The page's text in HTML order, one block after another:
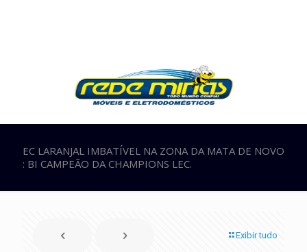
EC LARANJAL IMBATÍVEL NA ZONA DA MATA DE NOVO
: BI CAMPEÃO DA CHAMPIONS LEC.
Exibir tudo